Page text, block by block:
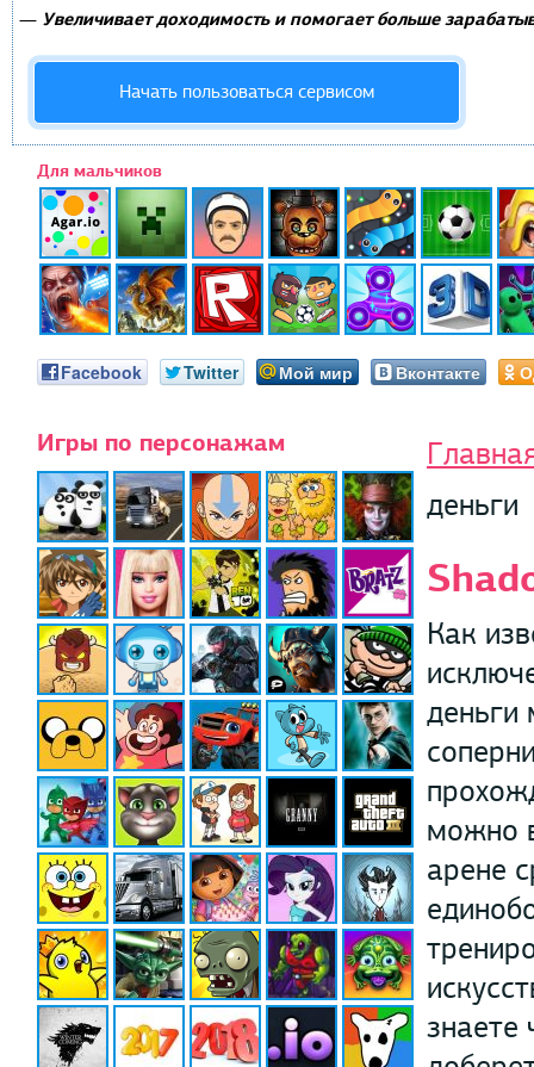
— Увеличивает доходимость и помогает больше
Начать пользоваться сервисом
Для мальчиков
Facebook Twitter Мой мир Вконтакте
Игры по персонажам
деньги
Как
деньги
можно
арене
знаете